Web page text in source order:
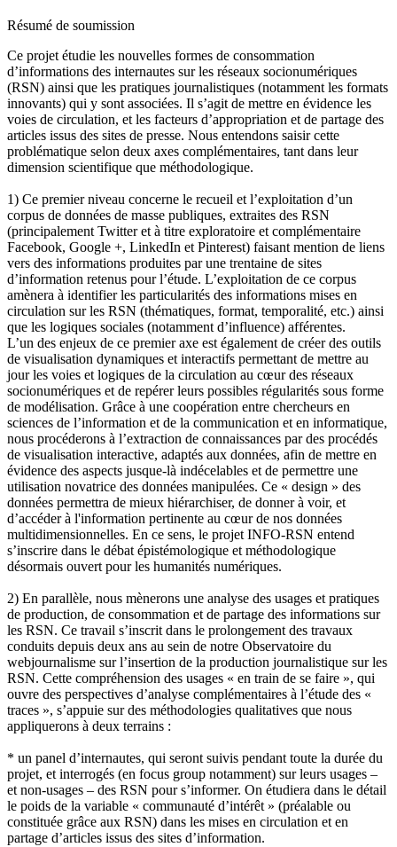
Résumé de soumission
Ce projet étudie les nouvelles formes de consommation
d’informations des internautes sur les réseaux socionumériques
(RSN) ainsi que les pratiques journalistiques (notamment les formats
innovants) qui y sont associées. Il s’agit de mettre en évidence les
voies de circulation, et les facteurs d’appropriation et de partage des
articles issus des sites de presse. Nous entendons saisir cette
problématique selon deux axes complémentaires, tant dans leur
dimension scientifique que méthodologique.
1) Ce premier niveau concerne le recueil et l’exploitation d’un
corpus de données de masse publiques, extraites des RSN
(principalement Twitter et à titre exploratoire et complémentaire
Facebook, Google +, LinkedIn et Pinterest) faisant mention de liens
vers des informations produites par une trentaine de sites
d’information retenus pour l’étude. L’exploitation de ce corpus
amènera à identifier les particularités des informations mises en
circulation sur les RSN (thématiques, format, temporalité, etc.) ainsi
que les logiques sociales (notamment d’influence) afférentes.
L’un des enjeux de ce premier axe est également de créer des outils
de visualisation dynamiques et interactifs permettant de mettre au
jour les voies et logiques de la circulation au cœur des réseaux
socionumériques et de repérer leurs possibles régularités sous forme
de modélisation. Grâce à une coopération entre chercheurs en
sciences de l’information et de la communication et en informatique,
nous procéderons à l’extraction de connaissances par des procédés
de visualisation interactive, adaptés aux données, afin de mettre en
évidence des aspects jusque-là indécelables et de permettre une
utilisation novatrice des données manipulées. Ce « design » des
données permettra de mieux hiérarchiser, de donner à voir, et
d’accéder à l'information pertinente au cœur de nos données
multidimensionnelles. En ce sens, le projet INFO-RSN entend
s’inscrire dans le débat épistémologique et méthodologique
désormais ouvert pour les humanités numériques.
2) En parallèle, nous mènerons une analyse des usages et pratiques
de production, de consommation et de partage des informations sur
les RSN. Ce travail s’inscrit dans le prolongement des travaux
conduits depuis deux ans au sein de notre Observatoire du
webjournalisme sur l’insertion de la production journalistique sur les
RSN. Cette compréhension des usages « en train de se faire », qui
ouvre des perspectives d’analyse complémentaires à l’étude des «
traces », s’appuie sur des méthodologies qualitatives que nous
appliquerons à deux terrains :
* un panel d’internautes, qui seront suivis pendant toute la durée du
projet, et interrogés (en focus group notamment) sur leurs usages –
et non-usages – des RSN pour s’informer. On étudiera dans le détail
le poids de la variable « communauté d’intérêt » (préalable ou
constituée grâce aux RSN) dans les mises en circulation et en
partage d’articles issus des sites d’information.